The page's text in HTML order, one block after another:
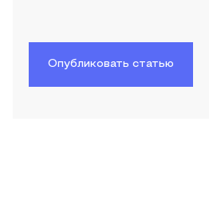
Опубликовать статью